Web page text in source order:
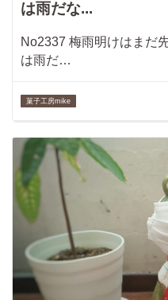
は雨だな...
No2337 梅雨明けはまだ
は雨だ…
菓子工房mike